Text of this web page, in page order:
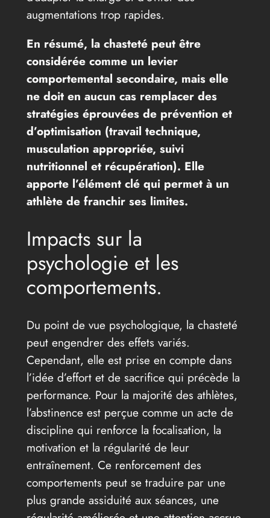
augmentations trop rapides.
En résumé, la chasteté peut être
considérée comme un levier
comportemental secondaire, mais elle
ne doit en aucun cas remplacer des
stratégies éprouvées de prévention et
d’optimisation (travail technique,
musculation appropriée, suivi
nutritionnel et récupération). Elle
apporte l’élément clé qui permet à un
athlète de franchir ses limites.
Impacts sur la
psychologie et les
comportements.
Du point de vue psychologique, la chasteté
peut engendrer des effets variés.
Cependant, elle est prise en compte dans
l’idée d’effort et de sacrifice qui précède la
performance. Pour la majorité des athlètes,
l’abstinence est perçue comme un acte de
discipline qui renforce la focalisation, la
motivation et la régularité de leur
entraînement. Ce renforcement des
comportements peut se traduire par une
plus grande assiduité aux séances, une